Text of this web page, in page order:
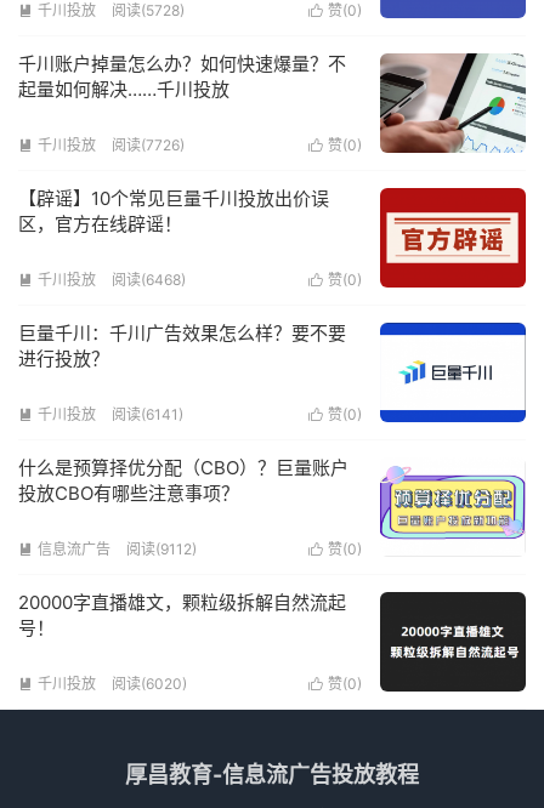
 赞(0)
 千川投放 阅读(5728)
千川账户掉量怎么办？如何快速爆量？不
起量如何解决……千川投放
 赞(0)
 千川投放 阅读(7726)
【辟谣】10个常见巨量千川投放出价误
区，官方在线辟谣！
 赞(0)
 千川投放 阅读(6468)
巨量千川：千川广告效果怎么样？要不要
进行投放？
 赞(0)
 千川投放 阅读(6141)
什么是预算择优分配（CBO）？巨量账户
投放CBO有哪些注意事项？
 赞(0)
 信息流广告 阅读(9112)
20000字直播雄文，颗粒级拆解自然流起
号！
 赞(0)
 千川投放 阅读(6020)
厚昌教育-信息流广告投放教程